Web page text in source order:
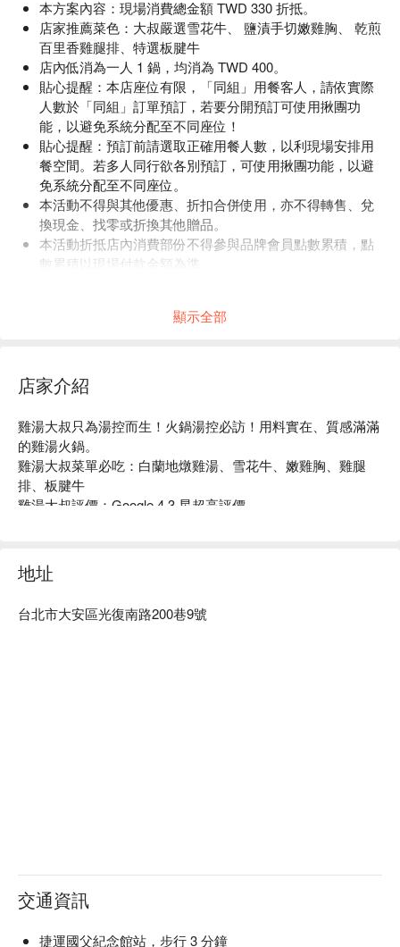
本方案內容：現場消費總金額 TWD 330 折抵。
店家推薦菜色：大叔嚴選雪花牛、 鹽漬手切嫩雞胸、 乾煎
百里香雞腿排、特選板腱牛
店內低消為一人 1 鍋，均消為 TWD 400。
貼心提醒：本店座位有限，「同組」用餐客人，請依實際
人數於「同組」訂單預訂，若要分開預訂可使用揪團功
能，以避免系統分配至不同座位！
貼心提醒：預訂前請選取正確用餐人數，以利現場安排用
餐空間。若多人同行欲各別預訂，可使用揪團功能，以避
免系統分配至不同座位。
本活動不得與其他優惠、折扣合併使用，亦不得轉售、兌
換現金、找零或折換其他贈品。
本活動折抵店內消費部份不得參與品牌會員點數累積，點
數累積以現場付款金額為準。
從街邊小吃到辦桌經典，從夜市香氣到家常雞湯——
台味，不只是味道，而是一段段被記住的生活片段。
今年，大叔將熟悉的台灣滋味重新詮釋，
以「一桌辦桌」為靈感，集結湯品、主餐、小吃與懷舊甜品，
打造屬於現代的台式風味饗宴。
顯示全部
店家介紹
雞湯大叔只為湯控而生！火鍋湯控必訪！用料實在、質感滿滿
的雞湯火鍋。
雞湯大叔菜單必吃：白蘭地燉雞湯、雪花牛、嫩雞胸、雞腿
排、板腱牛
雞湯大叔評價：Google 4.3 星超高評價
地址
台北市大安區光復南路200巷9號
交通資訊
捷運國父紀念館站，步行 3 分鐘